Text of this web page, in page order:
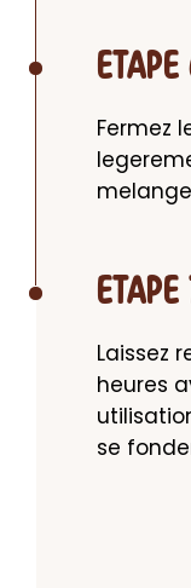
ETAPE
Fermez
ETAPE
Laissez
heures
se